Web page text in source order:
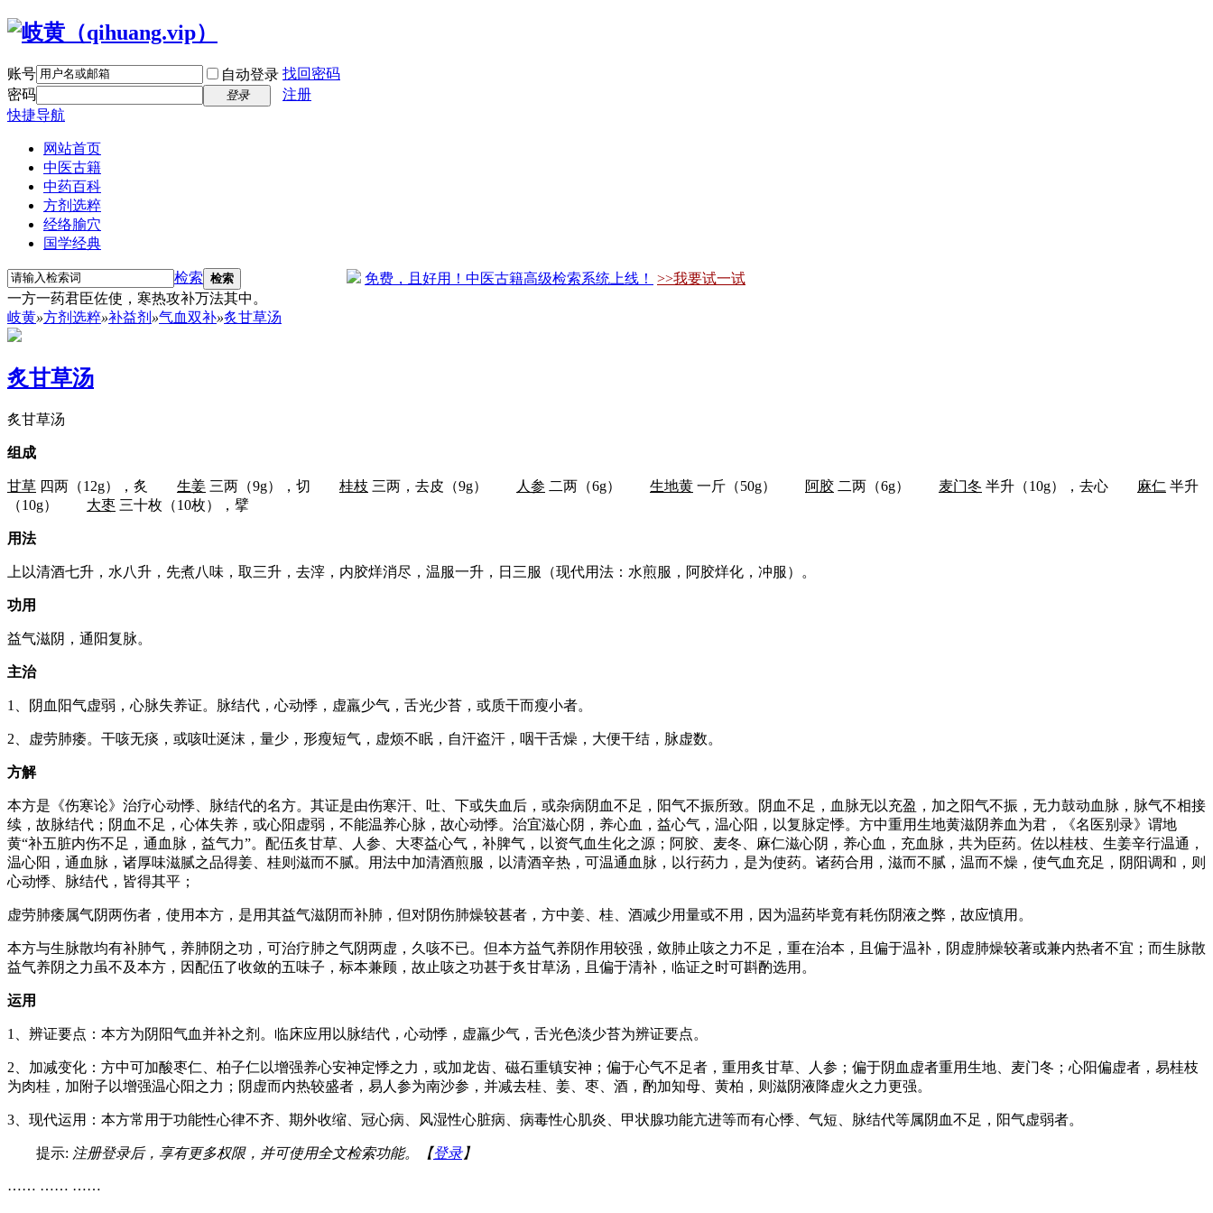
账号 自动登录 找回密码
密码
登录
注册
快捷导航
网站首页
中医古籍
中药百科
方剂选粹
经络腧穴
国学经典
检索 检索 免费，且好用！中医古籍高级检索系统上线！
>>我要试一试
一方一药君臣佐使，寒热攻补万法其中。
岐黄»方剂选粹»补益剂 »气血双补»炙甘草汤
炙甘草汤
炙甘草汤
组成
甘草 四两（12g），炙 生姜 三两（9g），切 桂枝 三两，去皮（9g） 人参 二两（6g） 生地黄 一斤（50g） 阿胶 二两（6g） 麦门冬 半升（10g），去心 麻仁 半升
（10g） 大枣 三十枚（10枚），擘
用法
上以清酒七升，水八升，先煮八味，取三升，去滓，内胶烊消尽，温服一升，日三服（现代用法：水煎服，阿胶烊化，冲服）。
功用
益气滋阴，通阳复脉。
主治
1、阴血阳气虚弱，心脉失养证。脉结代，心动悸，虚羸少气，舌光少苔，或质干而瘦小者。
2、虚劳肺痿。干咳无痰，或咳吐涎沫，量少，形瘦短气，虚烦不眠，自汗盗汗，咽干舌燥，大便干结，脉虚数。
方解
本方是《伤寒论》治疗心动悸、脉结代的名方。其证是由伤寒汗、吐、下或失血后，或杂病阴血不足，阳气不振所致。阴血不足，血脉无以充盈，加之阳气不振，无力鼓动血脉，脉气不相接
续，故脉结代；阴血不足，心体失养，或心阳虚弱，不能温养心脉，故心动悸。治宜滋心阴，养心血，益心气，温心阳，以复脉定悸。方中重用生地黄滋阴养血为君，《名医别录》谓地
黄“补五脏内伤不足，通血脉，益气力”。配伍炙甘草、人参、大枣益心气，补脾气，以资气血生化之源；阿胶、麦冬、麻仁滋心阴，养心血，充血脉，共为臣药。佐以桂枝、生姜辛行温通，
温心阳，通血脉，诸厚味滋腻之品得姜、桂则滋而不腻。用法中加清酒煎服，以清酒辛热，可温通血脉，以行药力，是为使药。诸药合用，滋而不腻，温而不燥，使气血充足，阴阳调和，则
心动悸、脉结代，皆得其平；
虚劳肺痿属气阴两伤者，使用本方，是用其益气滋阴而补肺，但对阴伤肺燥较甚者，方中姜、桂、酒减少用量或不用，因为温药毕竟有耗伤阴液之弊，故应慎用。
本方与生脉散均有补肺气，养肺阴之功，可治疗肺之气阴两虚，久咳不已。但本方益气养阴作用较强，敛肺止咳之力不足，重在治本，且偏于温补，阴虚肺燥较著或兼内热者不宜；而生脉散
益气养阴之力虽不及本方，因配伍了收敛的五味子，标本兼顾，故止咳之功甚于炙甘草汤，且偏于清补，临证之时可斟酌选用。
运用
1、辨证要点：本方为阴阳气血并补之剂。临床应用以脉结代，心动悸，虚羸少气，舌光色淡少苔为辨证要点。
2、加减变化：方中可加酸枣仁、柏子仁以增强养心安神定悸之力，或加龙齿、磁石重镇安神；偏于心气不足者，重用炙甘草、人参；偏于阴血虚者重用生地、麦门冬；心阳偏虚者，易桂枝
为肉桂，加附子以增强温心阳之力；阴虚而内热较盛者，易人参为南沙参，并减去桂、姜、枣、酒，酌加知母、黄柏，则滋阴液降虚火之力更强。
3、现代运用：本方常用于功能性心律不齐、期外收缩、冠心病、风湿性心脏病、病毒性心肌炎、甲状腺功能亢进等而有心悸、气短、脉结代等属阴血不足，阳气虚弱者。
提示: 注册登录后，享有更多权限，并可使用全文检索功能。【登录】
…… …… ……